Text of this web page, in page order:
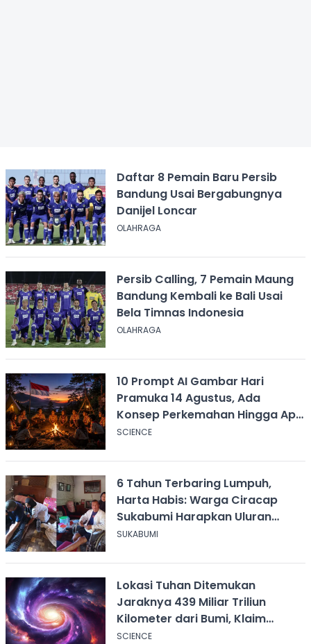
Daftar 8 Pemain Baru Persib
Bandung Usai Bergabungnya
Danijel Loncar
OLAHRAGA
Persib Calling, 7 Pemain Maung
Bandung Kembali ke Bali Usai
Bela Timnas Indonesia
OLAHRAGA
10 Prompt AI Gambar Hari
Pramuka 14 Agustus, Ada
Konsep Perkemahan Hingga Api
Unggun
SCIENCE
6 Tahun Terbaring Lumpuh,
Harta Habis: Warga Ciracap
Sukabumi Harapkan Uluran
Tangan KDM
SUKABUMI
Lokasi Tuhan Ditemukan
Jaraknya 439 Miliar Triliun
Kilometer dari Bumi, Klaim
Ilmuwan Harvard
SCIENCE